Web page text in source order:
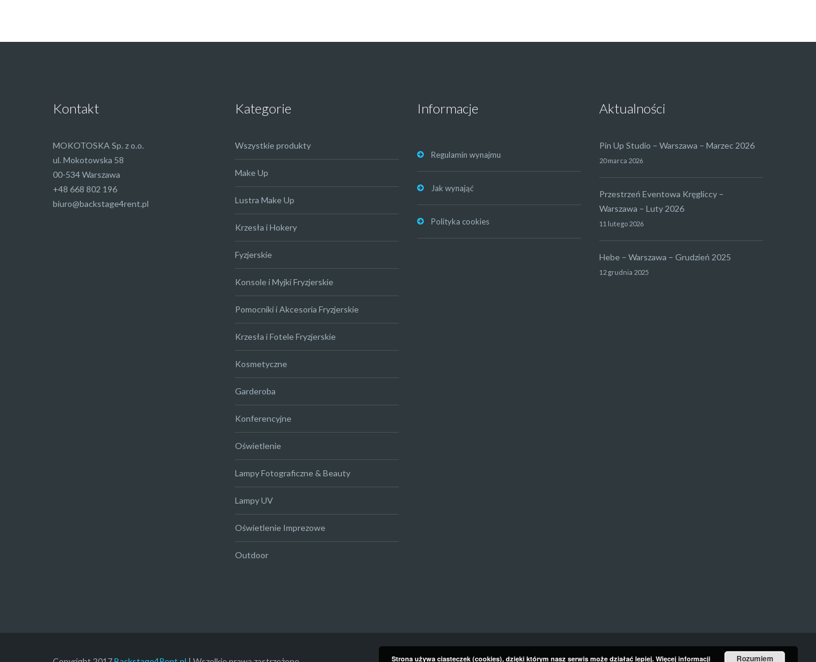
Kontakt
MOKOTOSKA Sp. z o.o.
ul. Mokotowska 58
00-534 Warszawa
+48 668 802 196
biuro@backstage4rent.pl
Kategorie
Wszystkie produkty
Make Up
Lustra Make Up
Krzesła i Hokery
Fyzjerskie
Konsole i Myjki Fryzjerskie
Pomocniki i Akcesoria Fryzjerskie
Krzesła i Fotele Fryzjerskie
Kosmetyczne
Garderoba
Konferencyjne
Oświetlenie
Lampy Fotograficzne & Beauty
Lampy UV
Oświetlenie Imprezowe
Outdoor
Informacje
Regulamin wynajmu
Jak wynająć
Polityka cookies
Aktualności
Pin Up Studio – Warszawa – Marzec 2026
20 marca 2026
Przestrzeń Eventowa Kręgliccy –
Warszawa – Luty 2026
11 lutego 2026
Hebe – Warszawa – Grudzień 2025
12 grudnia 2025
Strona używa ciasteczek (cookies), dzięki którym nasz serwis może działać lepiej. Więcej informacji Rozumiem